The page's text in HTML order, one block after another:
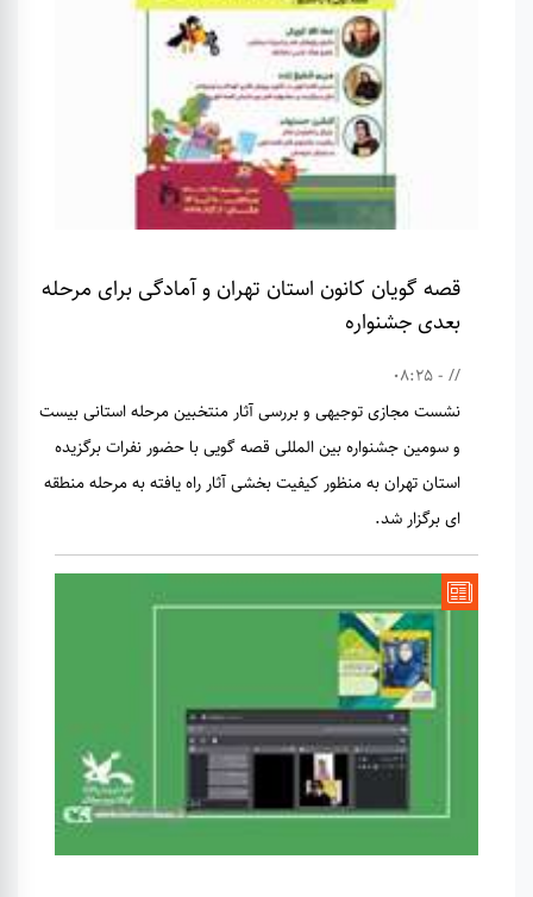
قصه گویان کانون استان تهران و آمادگی برای مرحله
بعدی جشنواره
// - 08:25
نشست مجازی توجیهی و بررسی آثار منتخبین مرحله استانی بیست
و سومین جشنواره بین المللی قصه گویی با حضور نفرات برگزیده
استان تهران به منظور کیفیت بخشی آثار راه یافته به مرحله منطقه
ای برگزار شد.